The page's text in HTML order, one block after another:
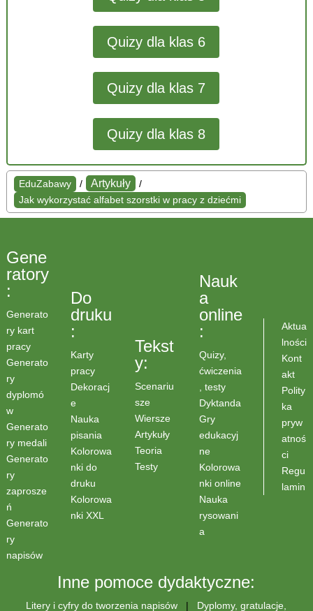
Quizy dla klas 6
Quizy dla klas 7
Quizy dla klas 8
EduZabawy / Artykuły
/
Jak wykorzystać alfabet szorstki w pracy z dziećmi
Gene
ratory
:
Generato
ry kart
pracy
Generato
ry
dyplomó
w
Generato
ry medali
Generato
ry
zaprosze
ń
Generato
ry
napisów
Do
druku
:
Karty
pracy
Dekoracj
e
Nauka
pisania
Kolorowa
nki do
druku
Kolorowa
nki XXL
Tekst
y:
Scenariu
sze
Wiersze
Artykuły
Teoria
Testy
Nauk
a
online
:
Quizy,
ćwiczenia
, testy
Dyktanda
Gry
edukacyj
ne
Kolorowa
nki online
Nauka
rysowani
a
Aktua
lności
Kont
akt
Polity
ka
pryw
atnoś
ci
Regu
lamin
Inne pomoce dydaktyczne:
Litery i cyfry do tworzenia napisów | Dyplomy, gratulacje,